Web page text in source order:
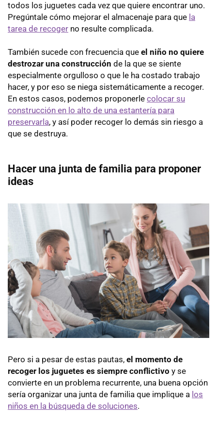
todos los juguetes cada vez que quiere encontrar uno.
Pregúntale cómo mejorar el almacenaje para que la
tarea de recoger no resulte complicada.
También sucede con frecuencia que el niño no quiere
destrozar una construcción de la que se siente
especialmente orgulloso o que le ha costado trabajo
hacer, y por eso se niega sistemáticamente a recoger.
En estos casos, podemos proponerle colocar su
construcción en lo alto de una estantería para
preservarla, y así poder recoger lo demás sin riesgo a
que se destruya.
Hacer una junta de familia para proponer
ideas
Pero si a pesar de estas pautas, el momento de
recoger los juguetes es siempre conflictivo y se
convierte en un problema recurrente, una buena opción
sería organizar una junta de familia que implique a los
niños en la búsqueda de soluciones.